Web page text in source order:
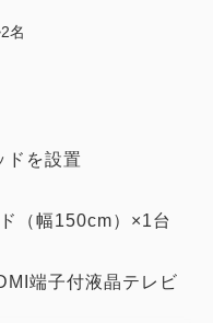
名
ドを設置
（幅150cm）×1台
端子付液晶テレビ